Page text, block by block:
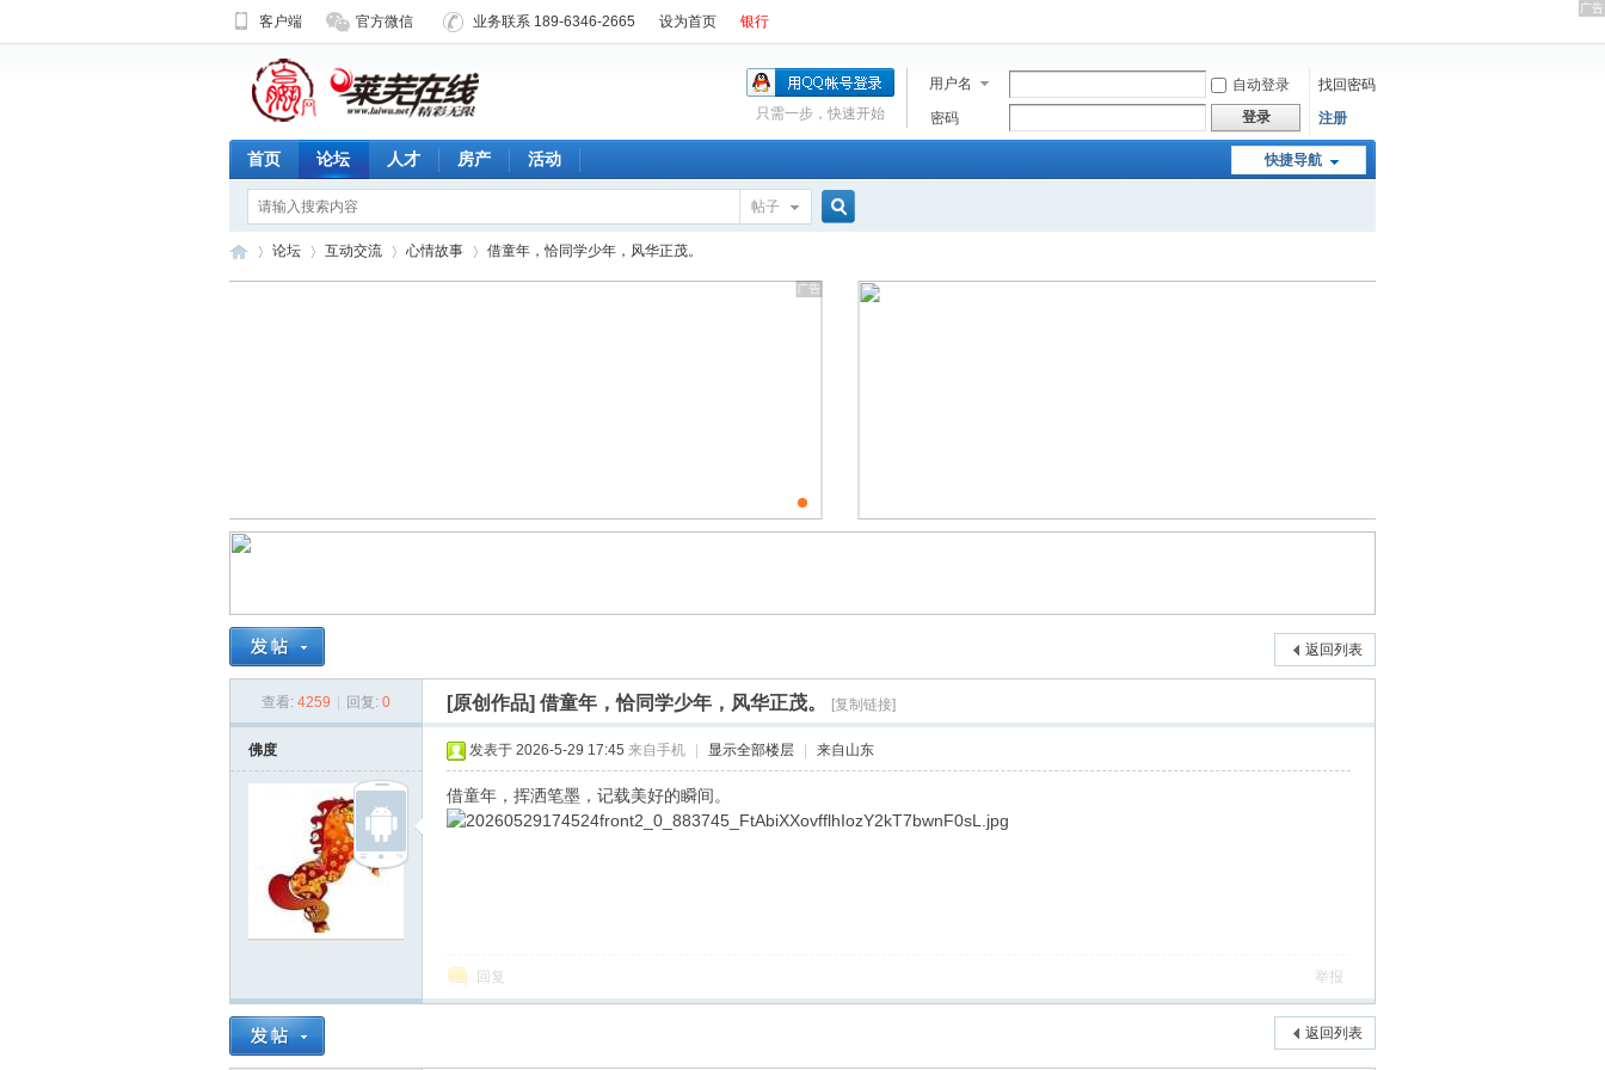
客户端 官方微信 业务联系 189-6346-2665 设为首页 银行
用户名 自动登录
找回密码
密码
登录 注册
只需一步，快速开始
快捷导航
首页 论坛 人才 房产 活动
帖子
论坛 互动交流 心情故事 借童年，恰同学少年，风华正茂。
返回列表
查看: 4259 回复: 0 [原创作品] 借童年，恰同学少年，风华正茂。 [复制链接]
佛度 发表于 2026-5-29 17:45 来自手机 显示全部楼层 来自山东
借童年，挥洒笔墨，记载美好的瞬间。
回复 举报
返回列表